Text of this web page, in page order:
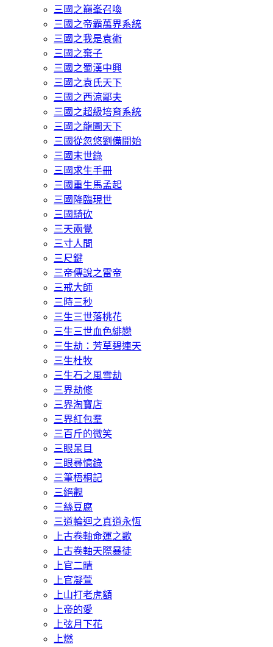
三國之巔峯召喚
三國之帝霸萬界系統
三國之我是袁術
三國之棄子
三國之蜀漢中興
三國之袁氏天下
三國之西涼鄙夫
三國之超級培育系統
三國之龍圖天下
三國從忽悠劉備開始
三國末世錄
三國求生手冊
三國重生馬孟起
三國降臨現世
三國騎砍
三天兩覺
三寸人間
三尺鍵
三帝傳說之雷帝
三戒大師
三時三秒
三生三世落桃花
三生三世血色緋戀
三生劫：芳草碧連天
三生杜牧
三生石之風雪劫
三界劫修
三界淘寶店
三界紅包羣
三百斤的微笑
三眼呆目
三眼尋憶錄
三筆梧桐記
三絕觀
三絲豆腐
三道輪迴之真道永恆
上古卷軸命運之歌
上古卷軸天際暴徒
上官二晴
上官凝萱
上山打老虎額
上帝的愛
上弦月下花
上燃